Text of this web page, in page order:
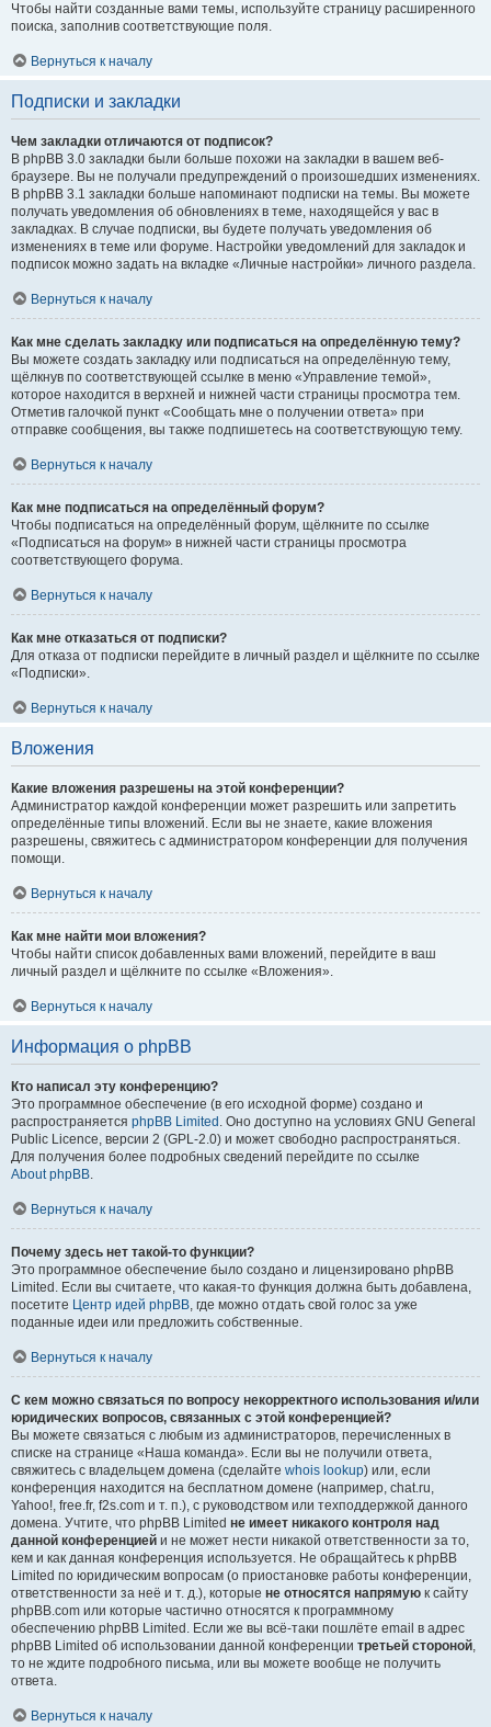
Чтобы найти созданные вами темы, используйте страницу расширенного
поиска, заполнив соответствующие поля.
Вернуться к началу
Подписки и закладки
Чем закладки отличаются от подписок?
В phpBB 3.0 закладки были больше похожи на закладки в вашем веб-
браузере. Вы не получали предупреждений о произошедших изменениях.
В phpBB 3.1 закладки больше напоминают подписки на темы. Вы можете
получать уведомления об обновлениях в теме, находящейся у вас в
закладках. В случае подписки, вы будете получать уведомления об
изменениях в теме или форуме. Настройки уведомлений для закладок и
подписок можно задать на вкладке «Личные настройки» личного раздела.
Вернуться к началу
Как мне сделать закладку или подписаться на определённую тему?
Вы можете создать закладку или подписаться на определённую тему,
щёлкнув по соответствующей ссылке в меню «Управление темой»,
которое находится в верхней и нижней части страницы просмотра тем.
Отметив галочкой пункт «Сообщать мне о получении ответа» при
отправке сообщения, вы также подпишетесь на соответствующую тему.
Вернуться к началу
Как мне подписаться на определённый форум?
Чтобы подписаться на определённый форум, щёлкните по ссылке
«Подписаться на форум» в нижней части страницы просмотра
соответствующего форума.
Вернуться к началу
Как мне отказаться от подписки?
Для отказа от подписки перейдите в личный раздел и щёлкните по ссылке
«Подписки».
Вернуться к началу
Вложения
Какие вложения разрешены на этой конференции?
Администратор каждой конференции может разрешить или запретить
определённые типы вложений. Если вы не знаете, какие вложения
разрешены, свяжитесь с администратором конференции для получения
помощи.
Вернуться к началу
Как мне найти мои вложения?
Чтобы найти список добавленных вами вложений, перейдите в ваш
личный раздел и щёлкните по ссылке «Вложения».
Вернуться к началу
Информация о phpBB
Кто написал эту конференцию?
Это программное обеспечение (в его исходной форме) создано и
распространяется phpBB Limited . Оно доступно на условиях GNU General
Public Licence, версии 2 (GPL-2.0) и может свободно распространяться.
Для получения более подробных сведений перейдите по ссылке
About phpBB.
Вернуться к началу
Почему здесь нет такой-то функции?
Это программное обеспечение было создано и лицензировано phpBB
Limited. Если вы считаете, что какая-то функция должна быть добавлена,
посетите Центр идей phpBB, где можно отдать свой голос за уже
поданные идеи или предложить собственные.
Вернуться к началу
С кем можно связаться по вопросу некорректного использования и/или
юридических вопросов, связанных с этой конференцией?
Вы можете связаться с любым из администраторов, перечисленных в
списке на странице «Наша команда». Если вы не получили ответа,
свяжитесь с владельцем домена (сделайте whois lookup) или, если
конференция находится на бесплатном домене (например, chat.ru,
Yahoo!, free.fr, f2s.com и т. п.), с руководством или техподдержкой данного
домена. Учтите, что phpBB Limited не имеет никакого контроля над
данной конференцией и не может нести никакой ответственности за то,
кем и как данная конференция используется. Не обращайтесь к phpBB
Limited по юридическим вопросам (о приостановке работы конференции,
ответственности за неё и т. д.), которые не относятся напрямую к сайту
phpBB.com или которые частично относятся к программному
обеспечению phpBB Limited. Если же вы всё-таки пошлёте email в адрес
phpBB Limited об использовании данной конференции третьей стороной,
то не ждите подробного письма, или вы можете вообще не получить
ответа.
Вернуться к началу